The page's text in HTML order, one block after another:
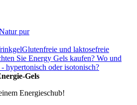
pur
Glutenfreie und laktosefreie
Sie Energy Gels kaufen? Wo und
hypertonisch oder isotonisch?
Gels
Energieschub!